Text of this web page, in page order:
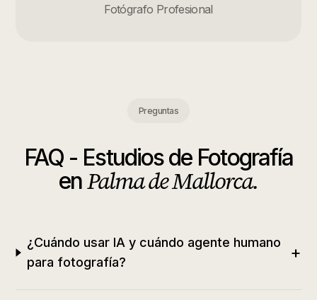
Fotógrafo Profesional
Preguntas
FAQ - Estudios de Fotografía
enPalma de Mallorca.
¿Cuándo usar IA y cuándo agente humano
para fotografía?
+